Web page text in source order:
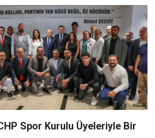
Spor Kurulu Üyeleriyle Bir